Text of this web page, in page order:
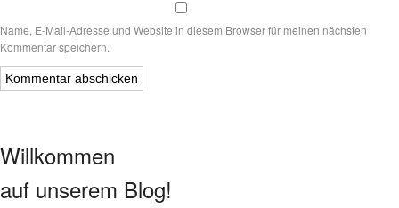
Name, E-Mail-Adresse und Website in diesem Browser für meinen nächsten
Kommentar speichern.
Willkommen
auf unserem Blog!